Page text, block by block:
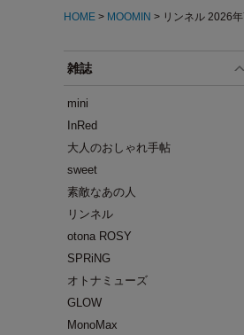
HOME > MOOMIN > リンネル 2026
雑誌
mini
InRed
大人のおしゃれ手帖
sweet
素敵なあの人
リンネル
otona ROSY
SPRiNG
オトナミューズ
GLOW
MonoMax